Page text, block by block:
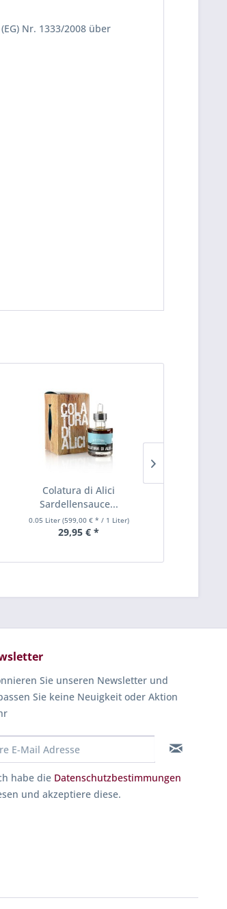
Nr. 1333/2008 über
Colatura di Alici
Sardellensauce...
0.05 Liter (599,00 € * / 1 Liter)
29,95 € *
Sie unseren Newsletter und
Sie keine Neuigkeit oder Aktion
habe die Datenschutzbestimmungen
und akzeptiere diese.